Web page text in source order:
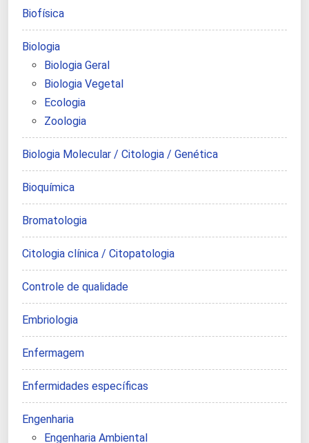
Biofísica
Biologia
Biologia Geral
Biologia Vegetal
Ecologia
Zoologia
Biologia Molecular / Citologia / Genética
Bioquímica
Bromatologia
Citologia clínica / Citopatologia
Controle de qualidade
Embriologia
Enfermagem
Enfermidades específicas
Engenharia
Engenharia Ambiental